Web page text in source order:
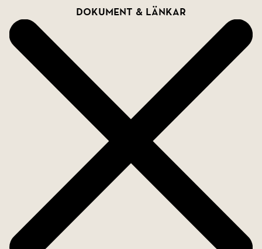
Dokument & länkar